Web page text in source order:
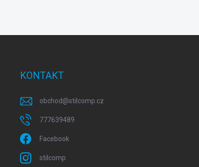
KONTAKT
obchod@stilcomp.cz
777639489
Facebook
stilcomp